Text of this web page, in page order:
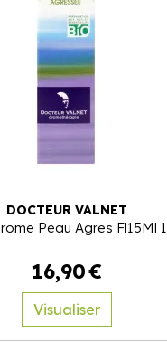
DOCTEUR VALNET
Peau Agres Fl15Ml 1
16,90€
Visualiser